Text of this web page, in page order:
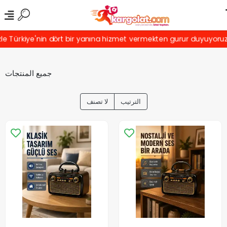
dört bir yanına hizmet vermekten gurur duyuyoruz!
جميع المنتجات
لا تصنف الترتيب